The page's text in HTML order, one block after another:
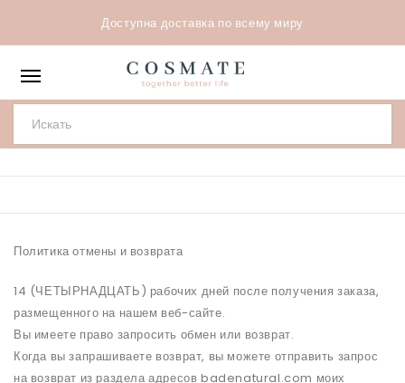
Доступна доставка по всему миру
Политика отмены и возврата
14 (ЧЕТЫРНАДЦАТЬ) рабочих дней после получения заказа,
размещенного на нашем веб-сайте.
Вы имеете право запросить обмен или возврат.
Когда вы запрашиваете возврат, вы можете отправить запрос
на возврат из раздела адресов badenatural.com моих